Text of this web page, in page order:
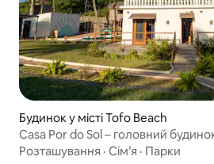
Будинок у місті Tofo Beach
Casa Por do Sol – головний
(самообслуговування)
Розташування · Сім’я · Парки